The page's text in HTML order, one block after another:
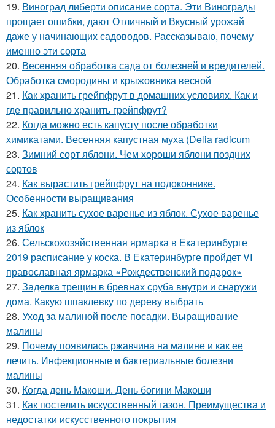
19. Виноград либерти описание сорта. Эти Винограды
прощает ошибки, дают Отличный и Вкусный урожай
даже у начинающих садоводов. Рассказываю, почему
именно эти сорта
20. Весенняя обработка сада от болезней и вредителей.
Обработка смородины и крыжовника весной
21. Как хранить грейпфрут в домашних условиях. Как и
где правильно хранить грейпфрут?
22. Когда можно есть капусту после обработки
химикатами. Весенняя капустная муха (Delia radicum
23. Зимний сорт яблони. Чем хороши яблони поздних
сортов
24. Как вырастить грейпфрут на подоконнике.
Особенности выращивания
25. Как хранить сухое варенье из яблок. Сухое варенье
из яблок
26. Сельскохозяйственная ярмарка в Екатеринбурге
2019 расписание у коска. В Екатеринбурге пройдет VI
православная ярмарка «Рождественский подарок»
27. Заделка трещин в бревнах сруба внутри и снаружи
дома. Какую шпаклевку по дереву выбрать
28. Уход за малиной после посадки. Выращивание
малины
29. Почему появилась ржавчина на малине и как ее
лечить. Инфекционные и бактериальные болезни
малины
30. Когда день Макоши. День богини Макоши
31. Как постелить искусственный газон. Преимущества и
недостатки искусственного покрытия